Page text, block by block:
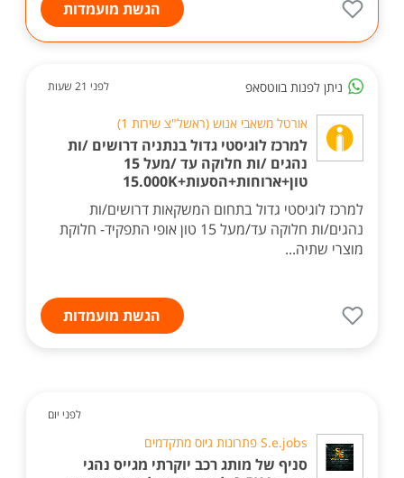
הגשת מועמדות
ניתן לפנות בווטסאפ לפני 21 שעות
אורטל משאבי אנוש (ראשל"צ שירות 1)
למרכז לוגיסטי גדול בנתניה דרושים /ות
נהגים /ות חלוקה עד /מעל 15
טון+ארוחות+הסעות+15.000K
למרכז לוגיסטי גדול בתחום המשקאות דרושים/ות
נהגים/ות חלוקה עד/מעל 15 טון אופי התפקיד- חלוקת
מוצרי שתיה...
הגשת מועמדות
לפני יום
S.e.jobs פתרונות גיוס מתקדמים
סניף של מותג רכב יוקרתי מגייס נהגי